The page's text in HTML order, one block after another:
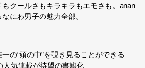
もクールさもキラキラもエモさも。anan
なにわ男子の魅力全部。
一の“頭の中”を覗き見ることができる
人気連載が待望の書籍化